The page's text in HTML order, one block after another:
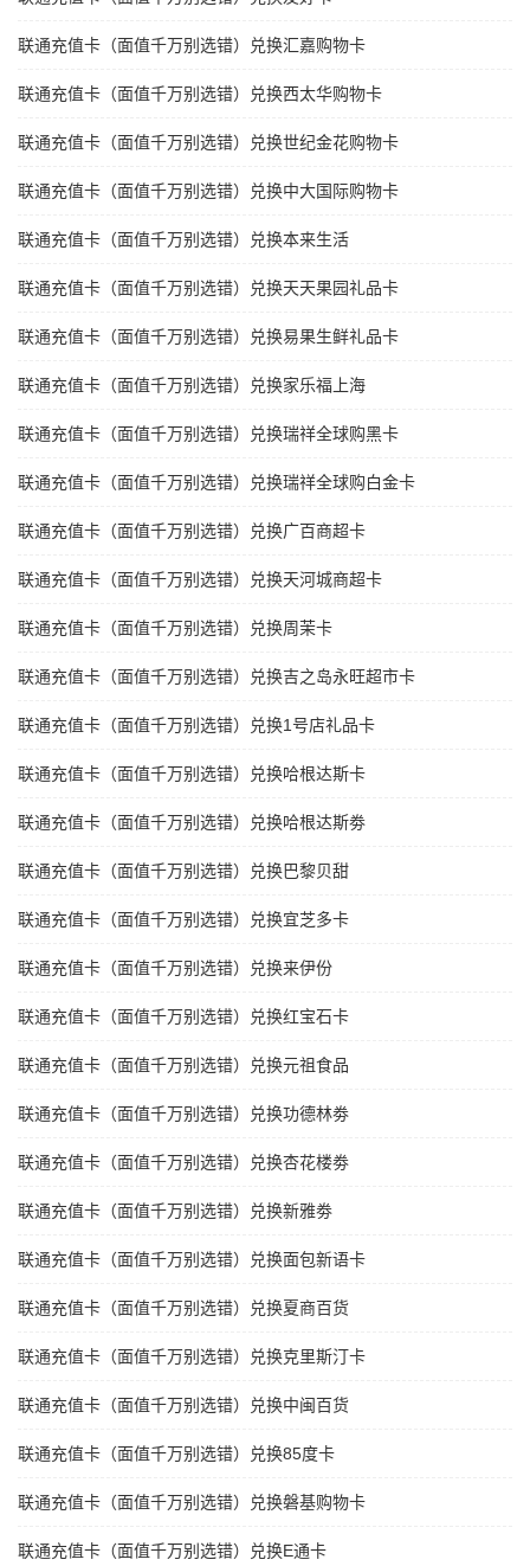
联通充值卡（面值千万别选错）兑换汇嘉购物卡
联通充值卡（面值千万别选错）兑换西太华购物卡
联通充值卡（面值千万别选错）兑换世纪金花购物卡
联通充值卡（面值千万别选错）兑换中大国际购物卡
联通充值卡（面值千万别选错）兑换本来生活
联通充值卡（面值千万别选错）兑换天天果园礼品卡
联通充值卡（面值千万别选错）兑换易果生鲜礼品卡
联通充值卡（面值千万别选错）兑换家乐福上海
联通充值卡（面值千万别选错）兑换瑞祥全球购黑卡
联通充值卡（面值千万别选错）兑换瑞祥全球购白金卡
联通充值卡（面值千万别选错）兑换广百商超卡
联通充值卡（面值千万别选错）兑换天河城商超卡
联通充值卡（面值千万别选错）兑换周茉卡
联通充值卡（面值千万别选错）兑换吉之岛永旺超市卡
联通充值卡（面值千万别选错）兑换1号店礼品卡
联通充值卡（面值千万别选错）兑换哈根达斯卡
联通充值卡（面值千万别选错）兑换哈根达斯劵
联通充值卡（面值千万别选错）兑换巴黎贝甜
联通充值卡（面值千万别选错）兑换宜芝多卡
联通充值卡（面值千万别选错）兑换来伊份
联通充值卡（面值千万别选错）兑换红宝石卡
联通充值卡（面值千万别选错）兑换元祖食品
联通充值卡（面值千万别选错）兑换功德林劵
联通充值卡（面值千万别选错）兑换杏花楼劵
联通充值卡（面值千万别选错）兑换新雅劵
联通充值卡（面值千万别选错）兑换面包新语卡
联通充值卡（面值千万别选错）兑换夏商百货
联通充值卡（面值千万别选错）兑换克里斯汀卡
联通充值卡（面值千万别选错）兑换中闽百货
联通充值卡（面值千万别选错）兑换85度卡
联通充值卡（面值千万别选错）兑换磐基购物卡
联通充值卡（面值千万别选错）兑换E通卡